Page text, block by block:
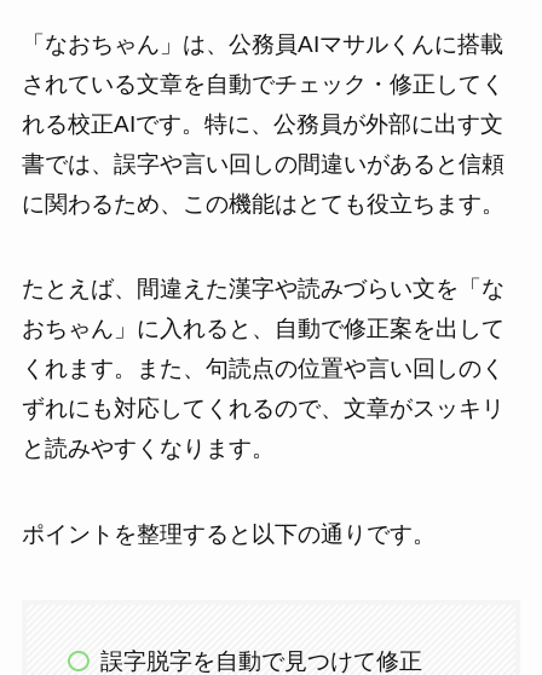
「なおちゃん」は、公務員AIマサルくんに搭載
されている文章を自動でチェック・修正してく
れる校正AIです。特に、公務員が外部に出す文
書では、誤字や言い回しの間違いがあると信頼
に関わるため、この機能はとても役立ちます。
たとえば、間違えた漢字や読みづらい文を「な
おちゃん」に入れると、自動で修正案を出して
くれます。また、句読点の位置や言い回しのく
ずれにも対応してくれるので、文章がスッキリ
と読みやすくなります。
ポイントを整理すると以下の通りです。
誤字脱字を自動で見つけて修正